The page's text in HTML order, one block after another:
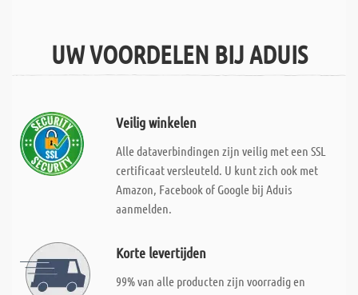
UW VOORDELEN BIJ ADUIS
Veilig winkelen
Alle dataverbindingen zijn veilig met een SSL
certificaat versleuteld. U kunt zich ook met
Amazon, Facebook of Google bij Aduis
aanmelden.
Korte levertijden
99% van alle producten zijn voorradig en